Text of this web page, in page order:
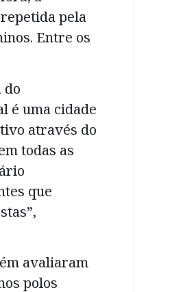
pela
Entre os
do
é uma cidade
através do
todas as
que
avaliaram
polos